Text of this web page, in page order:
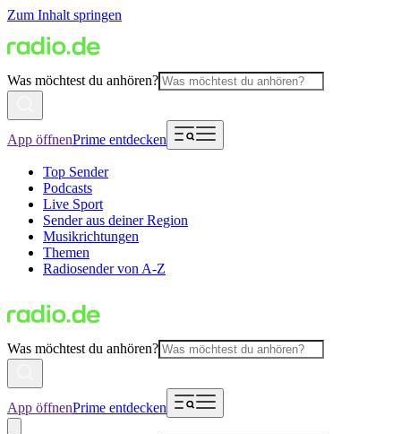
Zum Inhalt springen
Was möchtest du anhören?
App öffnenPrime entdecken
Top Sender
Podcasts
Live Sport
Sender aus deiner Region
Musikrichtungen
Themen
Radiosender von A-Z
Was möchtest du anhören?
App öffnenPrime entdecken